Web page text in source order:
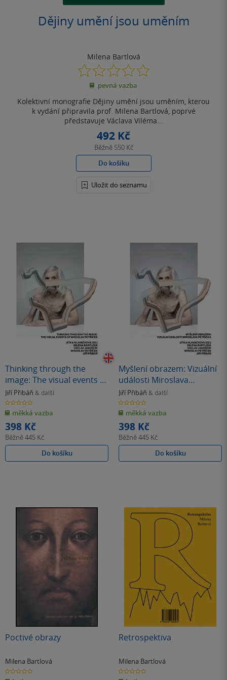
Dějiny umění jsou uměním
Milena Bartlová
0.0
z
5
pevná vazba
Kolektivní monografie Dějiny umění jsou uměním, kterou
k vydání připravila prof. Milena Bartlová, poprvé
představuje Václava Viléma...
492 Kč
Běžně 550 Kč
Do košíku
Uložit do seznamu
Thinking through the
image: The visual events of
Miroslav Petříček
Jiří Přibáň & další
0.0
z
5
hvězdiček
měkká vazba
398 Kč
Běžně445 Kč
Do košíku
Myšlení obrazem: Vizuální
události Miroslava
Petříčka.
Jiří Přibáň & další
0.0
z
5
hvězdiček
měkká vazba
398 Kč
Běžně445 Kč
Do košíku
Poctivé obrazy
Milena Bartlová
0.0
z
Retrospektiva
Milena Bartlová
0.0
z